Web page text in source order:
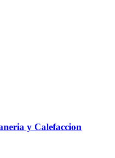
y Calefaccion